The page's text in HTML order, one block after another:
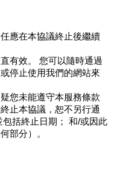
應在本協議終止後繼續
有效。 您可以隨時通過
停止使用我們的網站來
您未能遵守本服務條款
止本協議，恕不另行通
括終止日期； 和/或因此
部分）。